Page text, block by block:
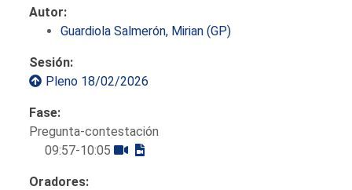
Autor:
Guardiola Salmerón, Mirian (GP)
Sesión:
Pleno 18/02/2026
Fase:
Pregunta-contestación
09:57-10:05
Oradores: